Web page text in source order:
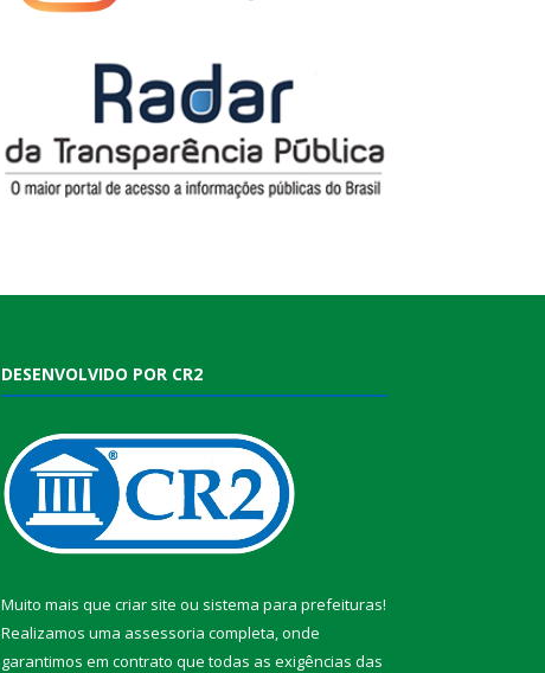
DESENVOLVIDO POR CR2
Muito mais que criar site ou sistema para prefeituras!
Realizamos uma assessoria completa, onde
garantimos em contrato que todas as exigências das